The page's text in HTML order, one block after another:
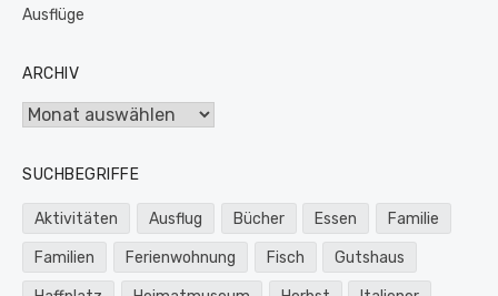
Ausflüge
ARCHIV
Archiv
SUCHBEGRIFFE
Aktivitäten Ausflug Bücher Essen Familie
Familien Ferienwohnung Fisch Gutshaus